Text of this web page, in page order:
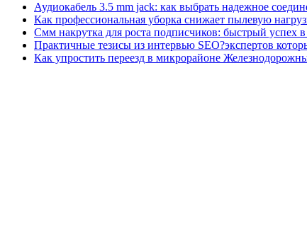
Аудиокабель 3.5 mm jack: как выбрать надежное
Как профессиональная уборка снижает пылевую
Смм накрутка для роста подписчиков: быстрый успех
Практичные тезисы из интервью SEO?экспертов
Как упростить переезд в микрорайоне